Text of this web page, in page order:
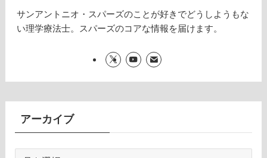
サンアントニオ・スパーズのことが好きでどうしようもな
い理学療法士。スパーズのコアな情報を届けます。
アーカイブ